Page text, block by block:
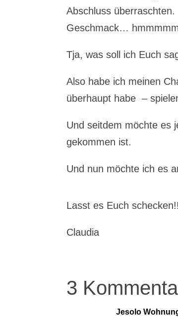
Abschluss
Geschmack…
Tja, was soll ich Euch
Also habe ich meinen
überhaupt habe –
Und seitdem möchte es
gekommen ist.
Und nun möchte ich es
Lasst es Euch
Claudia
3
Jesolo